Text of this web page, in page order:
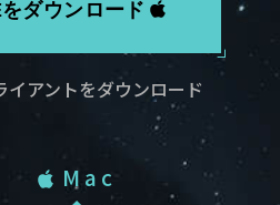
をダウンロード
イアントをダウンロード
Mac